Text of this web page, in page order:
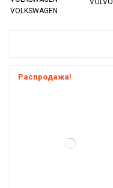
VOLKSWAGEN
VOLVO
Распродажа!